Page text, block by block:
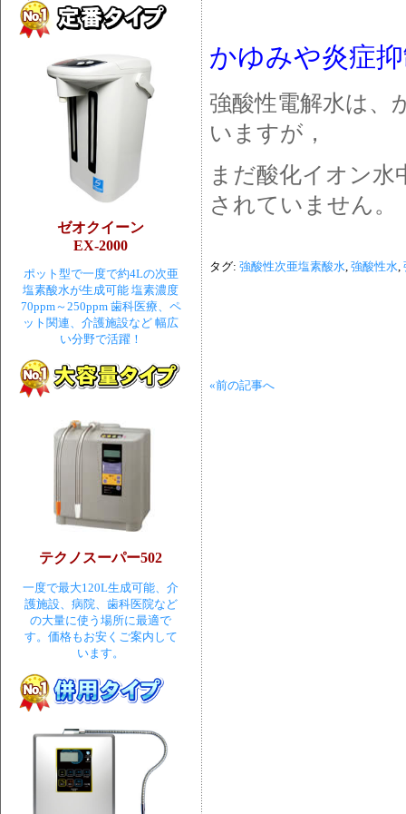
ゼオクイーン
EX-2000
ポット型で一度で約4Lの次亜
塩素酸水が生成可能 塩素濃度
70ppm～250ppm 歯科医療、ペ
ット関連、介護施設など 幅広
い分野で活躍！
テクノスーパー502
一度で最大120L生成可能、介
護施設、病院、歯科医院など
の大量に使う場所に最適で
す。価格もお安くご案内して
います。
かゆみや炎症
強酸性電解水は、
いますが，
まだ酸化イオン
されていません。
タグ: 強酸性次亜塩素酸水, 強酸性水,
«前の記事へ